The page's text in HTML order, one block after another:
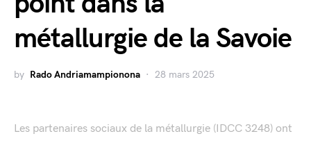
métallurgie de la Savoie
by Rado Andriamampionona 28 mars 2025
Les partenaires sociaux de la métallurgie (IDCC 3248) ont